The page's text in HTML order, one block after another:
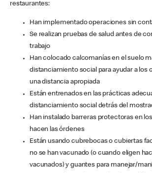
restaurantes:
Han implementado operaciones sin
Se realizan pruebas de salud antes de
trabajo
Han colocado calcomanías en el suelo
distanciamiento social para ayudar a los
una distancia apropiada
Están entrenados en las prácticas
distanciamiento social detrás del
Han instalado barreras protectoras en
hacen las órdenes
Están usando cubrebocas o cubiertas
no se han vacunado (o cuando eligen
vacunados) y guantes para manejar/